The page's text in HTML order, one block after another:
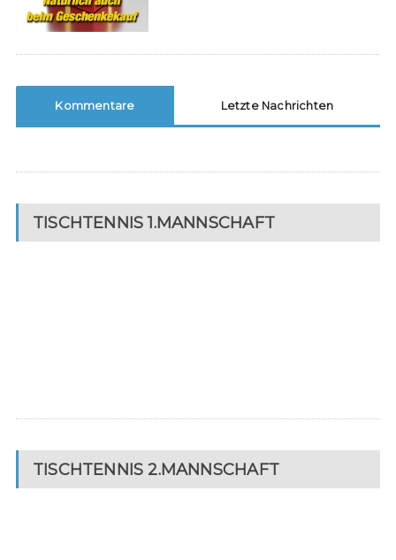
Kommentare Letzte Nachrichten
TISCHTENNIS 1.MANNSCHAFT
TISCHTENNIS 2.MANNSCHAFT